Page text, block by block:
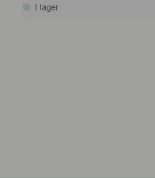
I lager